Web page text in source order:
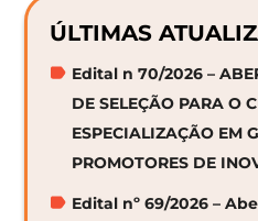
ÚLTIMAS
Edital n 70/2026 –
DE SELEÇÃO PARA O
ESPECIALIZAÇÃO EM
PROMOTORES DE
Edital nº 69/2026 –